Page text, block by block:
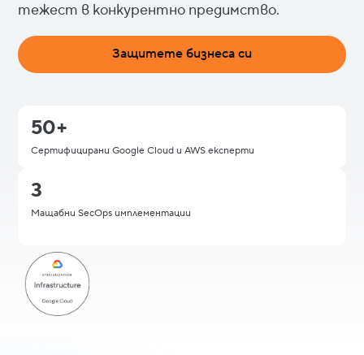
тежест в конкурентно предимство.
Защитете бизнеса си
50+
Сертифицирани Google Cloud и AWS експерти
3
Мащабни SecOps имплементации